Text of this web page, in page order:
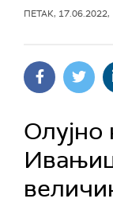
ПЕТАК,
Олујно